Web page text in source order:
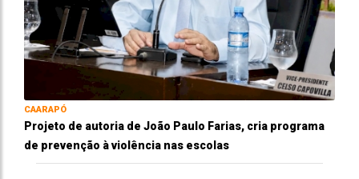
CAARAPÓ
Projeto de autoria de João Paulo Farias, cria programa
de prevenção à violência nas escolas